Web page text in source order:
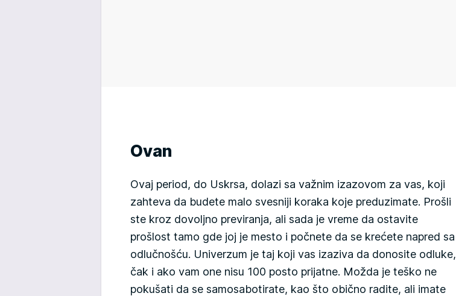
Ovan
Ovaj period, do Uskrsa, dolazi sa važnim izazovom za vas, koji
zahteva da budete malo svesniji koraka koje preduzimate. Prošli
ste kroz dovoljno previranja, ali sada je vreme da ostavite
prošlost tamo gde joj je mesto i počnete da se krećete napred sa
odlučnošću. Univerzum je taj koji vas izaziva da donosite odluke,
čak i ako vam one nisu 100 posto prijatne. Možda je teško ne
pokušati da se samosabotirate, kao što obično radite, ali imate